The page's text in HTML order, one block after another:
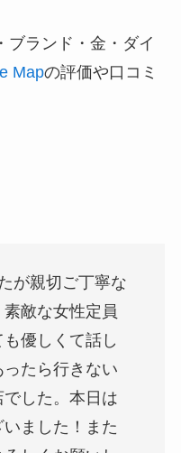
ブランド・金・ダイ
Mapの評価や口コミ
が親切ご丁寧な
敵な女性定員
優しくて話し
たら行きない
した。本日は
ました！また